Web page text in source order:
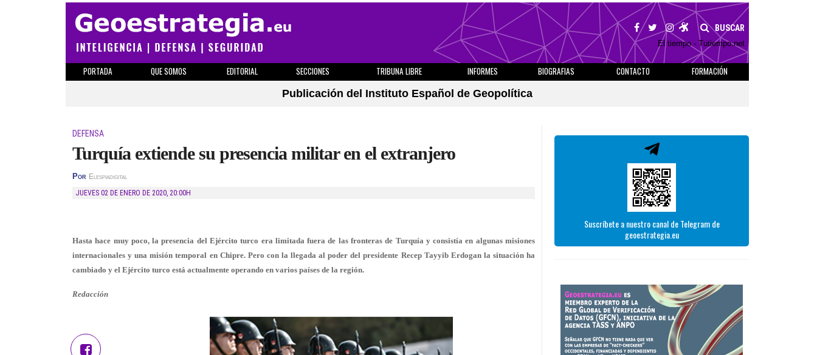
BUSCAR
El tiempo - Tutiempo.net
PORTADA QUE SOMOS EDITORIAL SECCIONES TRIBUNA LIBRE INFORMES BIOGRAFIAS CONTACTO
FORMACIÓN
Publicación del Instituto Español de Geopolítica
DEFENSA
Turquía extiende su presencia militar en el extranjero
Por Elespiadigital
JUEVES 02 DE ENERO DE 2020, 20:00H
Hasta hace muy poco, la presencia del Ejército turco era limitada fuera de las fronteras de Turquía y consistía en algunas misiones
internacionales y una misión temporal en Chipre. Pero con la llegada al poder del presidente Recep Tayyib Erdogan la situación ha
cambiado y el Ejército turco está actualmente operando en varios países de la región.
Redacción
Suscríbete a nuestro canal de Telegram de
geoestrategia.eu